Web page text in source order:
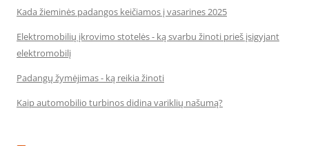
Kada žieminės padangos keičiamos į vasarines 2025
Elektromobilių įkrovimo stotelės - ką svarbu žinoti prieš įsigyjant
elektromobilį
Padangų žymėjimas - ką reikia žinoti
Kaip automobilio turbinos didina variklių našumą?